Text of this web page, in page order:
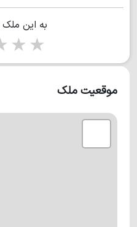
به این ملک
5 stars
موقعیت ملک